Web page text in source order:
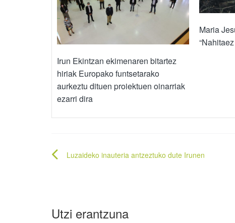
Irun Ekintzan ekimenaren bitartez
hiriak Europako funtsetarako
aurkeztu dituen proiektuen oinarriak
ezarri dira
Maria
Bidalketetan
Luzaideko inauteria antzeztuko dute Irunen
Utzi erantzuna